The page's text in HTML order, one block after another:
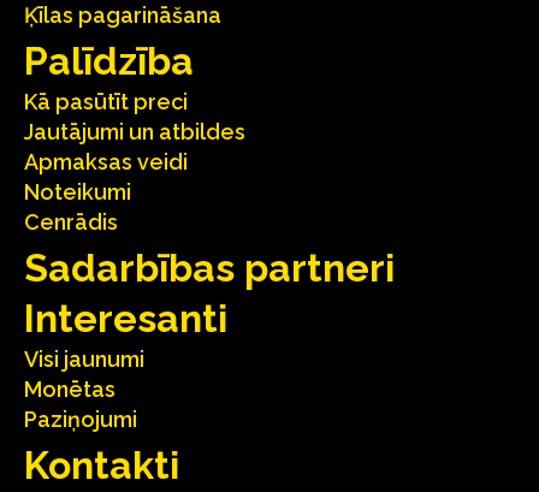
Ķīlas pagarināšana
Palīdzība
Kā pasūtīt preci
Jautājumi un atbildes
Apmaksas veidi
Noteikumi
Cenrādis
Sadarbības partneri
Interesanti
Visi jaunumi
Monētas
Paziņojumi
Kontakti